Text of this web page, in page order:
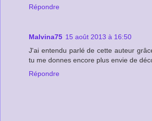
Répondre
Malvina75 15 août 2013 à 16:50
J'ai entendu parlé de cette auteur
tu me donnes encore plus envie de
Répondre